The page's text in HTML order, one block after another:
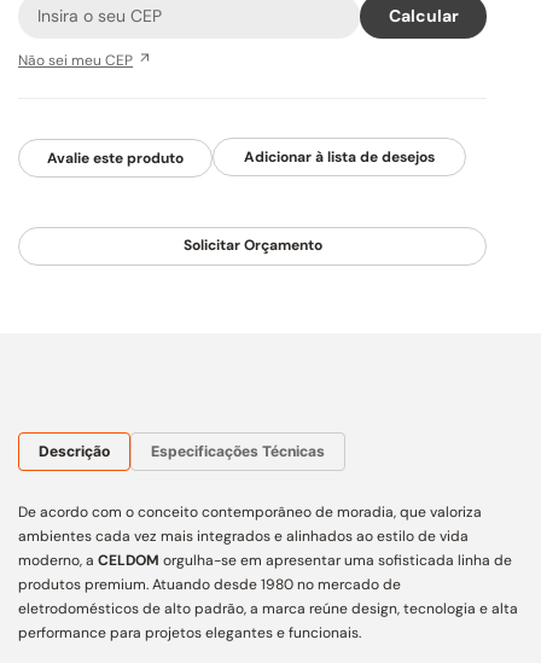
Não sei meu CEP
Avalie este produto
Solicitar Orçamento
Descrição Especificações Técnicas
De acordo com o conceito contemporâneo de moradia, que valoriza
ambientes cada vez mais integrados e alinhados ao estilo de vida
moderno, a CELDOM orgulha-se em apresentar uma sofisticada linha de
produtos premium. Atuando desde 1980 no mercado de
eletrodomésticos de alto padrão, a marca reúne design, tecnologia e alta
performance para projetos elegantes e funcionais.